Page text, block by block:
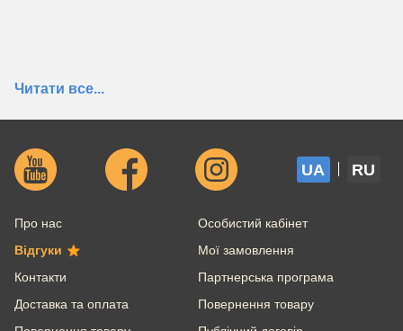
Часті питання покупців
Як швидко доставите товар?
Чи є безкоштовна доставка?
Читати все...
UA RU
Про нас
Відгуки
Контакти
Доставка та оплата
Особистий кабінет
Мої замовлення
Партнерська програма
Повернення товару